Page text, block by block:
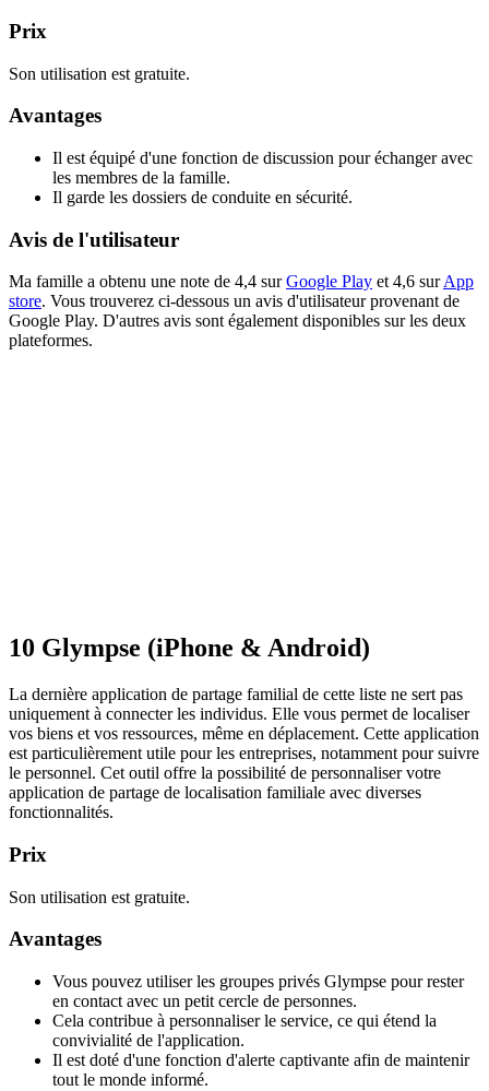
Prix
Son utilisation est gratuite.
Avantages
Il est équipé d'une fonction de discussion pour échanger avec
les membres de la famille.
Il garde les dossiers de conduite en sécurité.
Avis de l'utilisateur
Ma famille a obtenu une note de 4,4 surGoogle Play et 4,6 surApp
store. Vous trouverez ci-dessous un avis d'utilisateur provenant de
Google Play. D'autres avis sont également disponibles sur les deux
plateformes.
10 Glympse (iPhone & Android)
La dernière application de partage familial de cette liste ne sert pas
uniquement à connecter les individus. Elle vous permet de localiser
vos biens et vos ressources, même en déplacement. Cette application
est particulièrement utile pour les entreprises, notamment pour suivre
le personnel. Cet outil offre la possibilité de personnaliser votre
application de partage de localisation familiale avec diverses
fonctionnalités.
Prix
Son utilisation est gratuite.
Avantages
Vous pouvez utiliser les groupes privés Glympse pour rester
en contact avec un petit cercle de personnes.
Cela contribue à personnaliser le service, ce qui étend la
convivialité de l'application.
Il est doté d'une fonction d'alerte captivante afin de maintenir
tout le monde informé.